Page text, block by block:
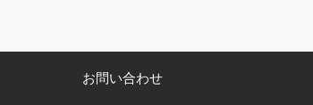
お問い合わせ